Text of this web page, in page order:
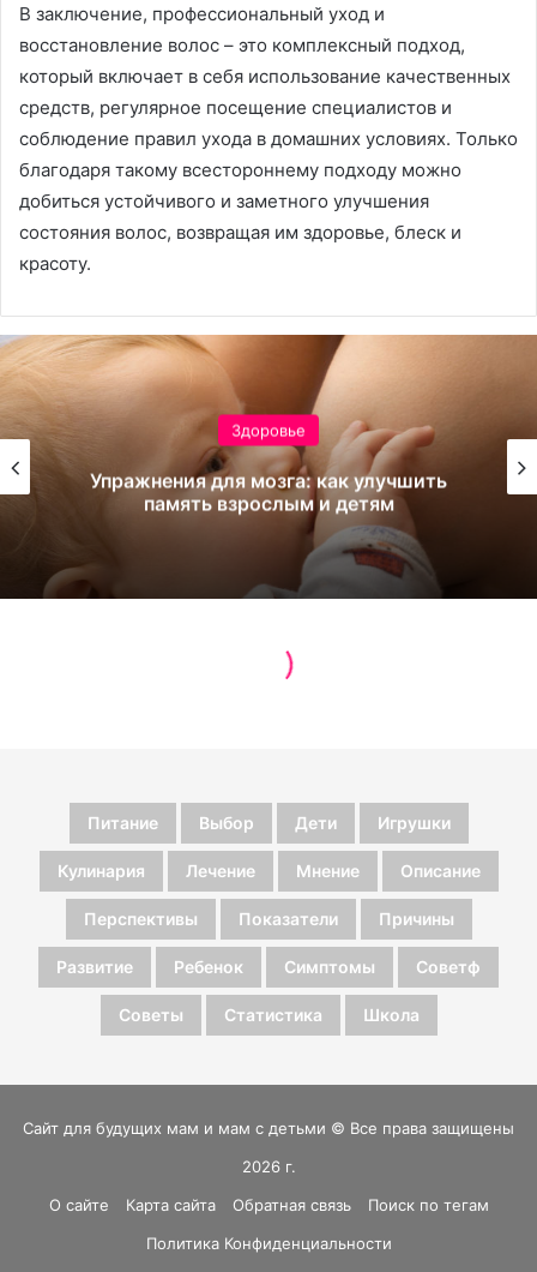
Питание Выбор Дети Игрушки
Кулинария Лечение Мнение Описание
Перспективы Показатели Причины
Развитие Ребенок Симптомы Советф
Советы Статистика Школа
Сайт для будущих мам и мам с детьми © Все права защищены
2026 г.
О сайте
Карта сайта Обратная связь
Поиск по тегам
Политика Конфиденциальности